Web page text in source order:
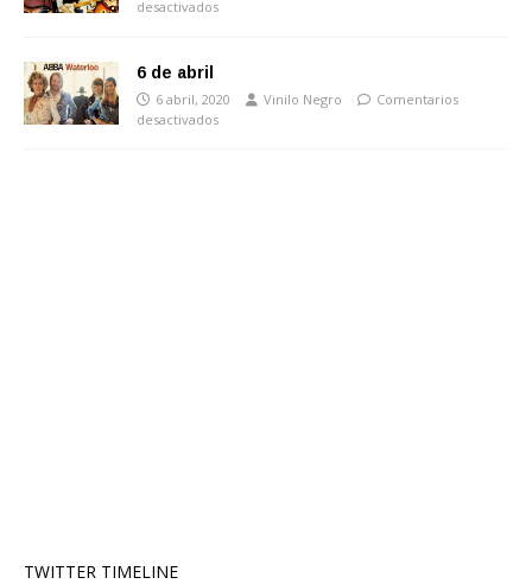
desactivados
6 de abril
6 abril, 2020 Vinilo Negro
Comentarios
desactivados
TWITTER TIMELINE